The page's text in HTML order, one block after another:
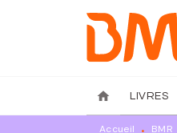
MENU
home LIVRES
Accueil BMR